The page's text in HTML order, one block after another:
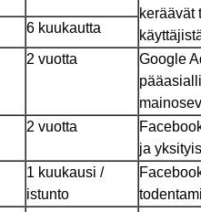
keräävät
6 kuukautta
2 vuotta
Google
2 vuotta
ja
1 kuukausi /
istunto